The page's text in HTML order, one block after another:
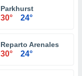
Parkhurst
30° 24°
Reparto Arenales
30° 24°